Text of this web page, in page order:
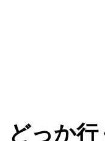
どっか